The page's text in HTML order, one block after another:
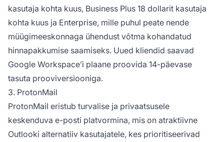
kasutaja kohta kuus, Business Plus 18 dollarit kasutaja
kohta kuus ja Enterprise, mille puhul peate nende
müügimeeskonnaga ühendust võtma kohandatud
hinnapakkumise saamiseks. Uued kliendid saavad
Google Workspace’i plaane proovida 14-päevase
tasuta prooviversiooniga.
3. ProtonMail
ProtonMail eristub turvalise ja privaatsusele
keskenduva e-posti platvormina, mis on atraktiivne
Outlooki alternatiiv kasutajatele, kes prioritiseerivad